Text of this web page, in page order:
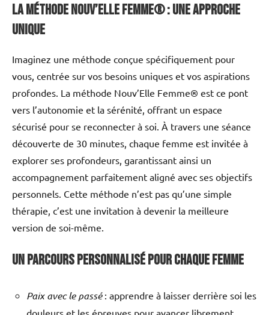
La méthode Nouv’Elle Femme® : une approche
unique
Imaginez une méthode conçue spécifiquement pour
vous, centrée sur vos besoins uniques et vos aspirations
profondes. La méthode Nouv’Elle Femme® est ce pont
vers l’autonomie et la sérénité, offrant un espace
sécurisé pour se reconnecter à soi. À travers une séance
découverte de 30 minutes, chaque femme est invitée à
explorer ses profondeurs, garantissant ainsi un
accompagnement parfaitement aligné avec ses objectifs
personnels. Cette méthode n’est pas qu’une simple
thérapie, c’est une invitation à devenir la meilleure
version de soi-même.
Un parcours personnalisé pour chaque femme
Paix avec le passé: apprendre à laisser derrière soi les
douleurs et les épreuves pour avancer librement.